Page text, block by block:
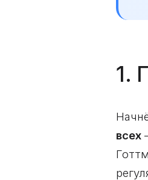
1.
всех